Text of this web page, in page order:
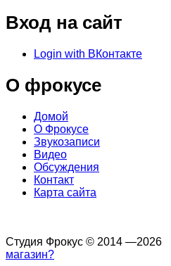
Вход на сайт
Login with ВКонтакте
О фрокусе
Домой
О Фрокусе
Звукозаписи
Видео
Обсуждения
Контакт
Карта сайта
Студия Фрокус © 2014 —2026
магазин?